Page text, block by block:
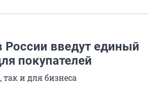
России введут единый
покупателей
и для бизнеса